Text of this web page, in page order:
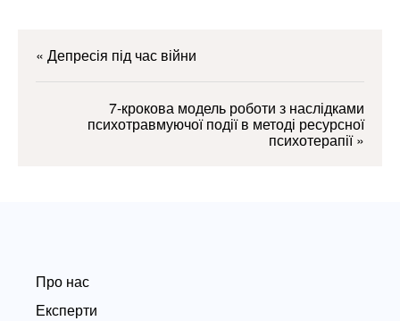
« Депресія під час війни
7-крокова модель роботи з наслідками
психотравмуючої події в методі ресурсної
психотерапії »
Про нас
Експерти